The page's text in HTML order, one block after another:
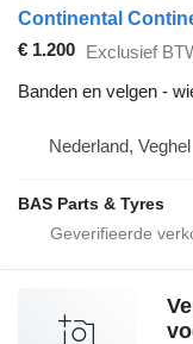
Continental
€ 1.200 Exclusief
Banden en velgen -
Nederland, Veghel
BAS Parts & Tyres